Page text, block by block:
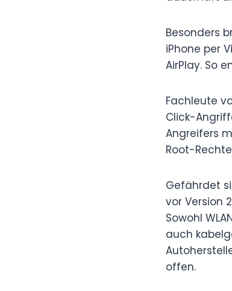
Besonders
iPhone per
AirPlay. So
Fachleute
Click-
Angreifers
Root-
Gefährdet
vor Version
Sowohl
auch
offen.